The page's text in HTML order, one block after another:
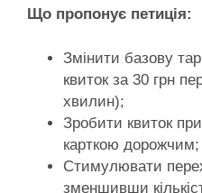
Що пропонує петиція:
Змінити базову
квиток за 30 грн
хвилин);
Зробити квиток
карткою дорожчим;
Стимулювати
зменшивши